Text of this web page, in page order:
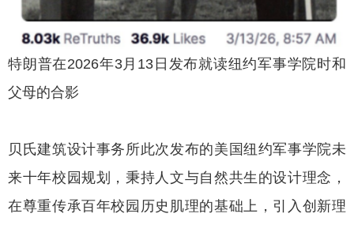
特朗普在2026年3月13日发布就读纽约军事学院时和
父母的合影
贝氏建筑设计事务所此次发布的美国纽约军事学院未
来十年校园规划，秉持人文与自然共生的设计理念，
在尊重传承百年校园历史肌理的基础上，引入创新理